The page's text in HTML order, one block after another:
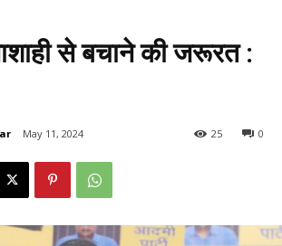
से बचाने की जरूरत :
May 11, 2024 0
25